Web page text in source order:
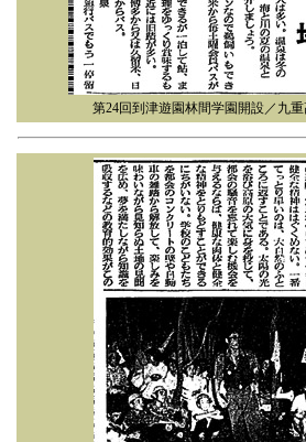
第24回到津遊園林間学園開設／九